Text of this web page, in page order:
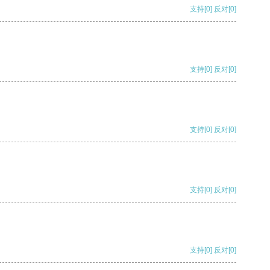
支持[0] 反对[0]
支持[0] 反对[0]
支持[0] 反对[0]
支持[0] 反对[0]
支持[0] 反对[0]